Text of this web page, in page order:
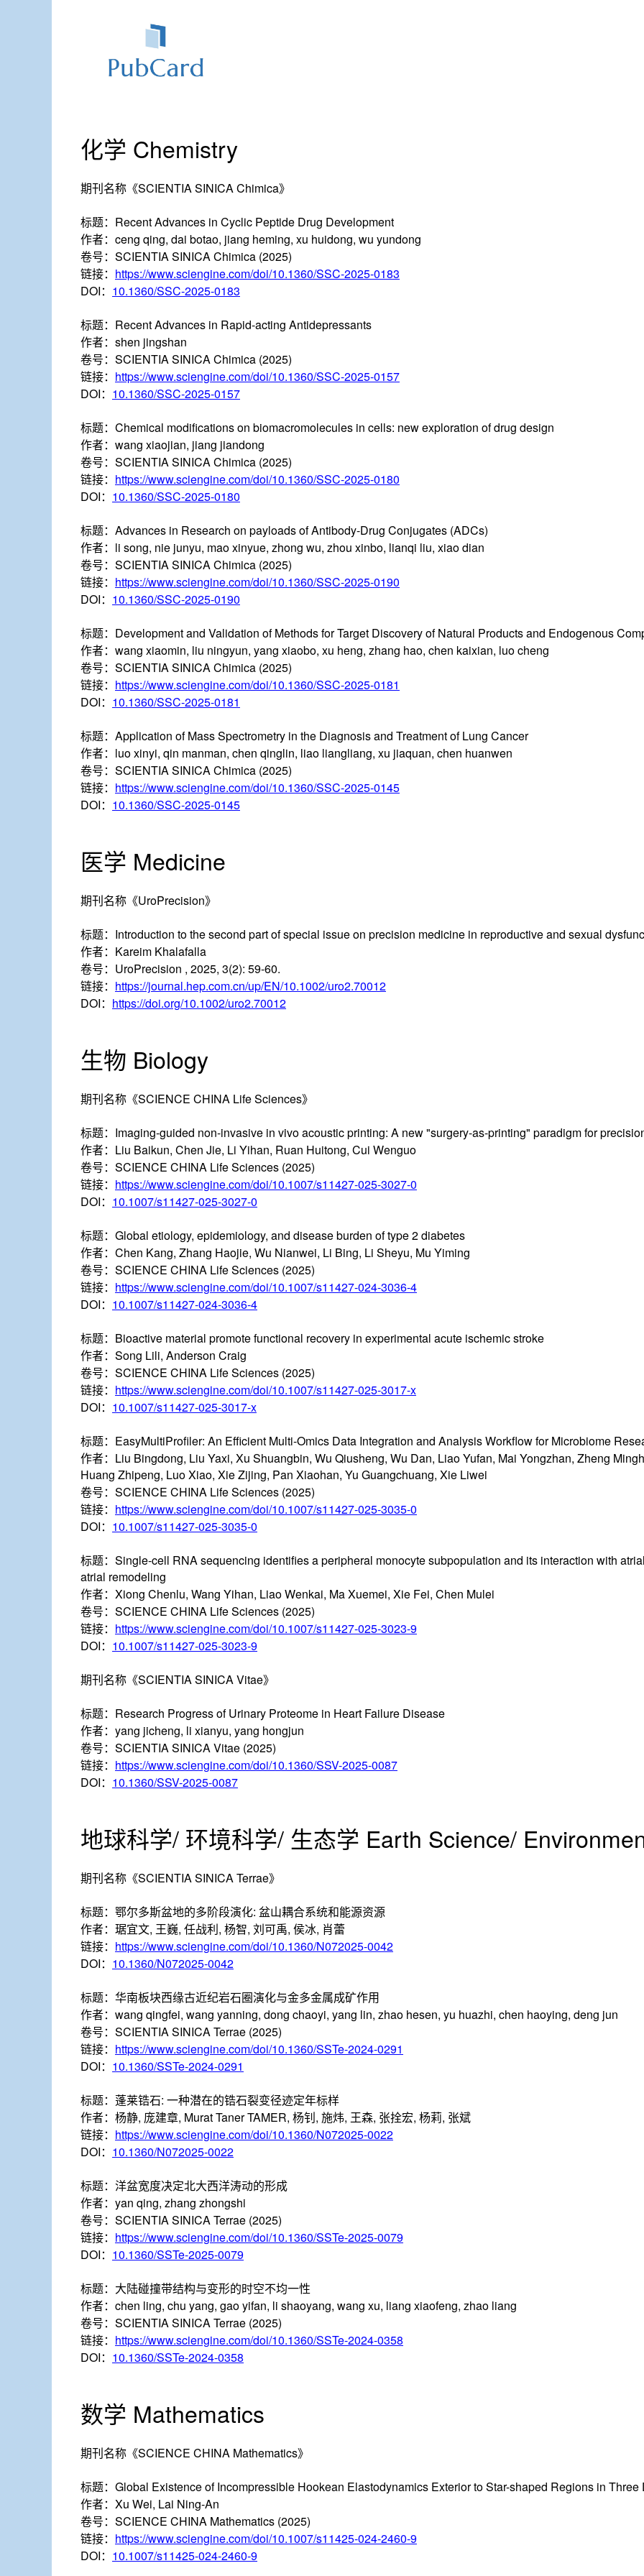
化学 Chemistry
期刊名称 《SCIENTIA SINICA Chimica》
标题： Recent Advances in Cyclic Peptide Drug Development
作者： ceng qing, dai botao, jiang heming, xu huidong, wu yundong
卷号： SCIENTIA SINICA Chimica (2025)
链接： https://www.sciengine.com/doi/10.1360/SSC-2025-0183
DOI： 10.1360/SSC-2025-0183
标题： Recent Advances in Rapid-acting Antidepressants
作者： shen jingshan
卷号： SCIENTIA SINICA Chimica (2025)
链接： https://www.sciengine.com/doi/10.1360/SSC-2025-0157
DOI： 10.1360/SSC-2025-0157
标题： Chemical modifications on biomacromolecules in cells: new exploration of drug design
作者： wang xiaojian, jiang jiandong
卷号： SCIENTIA SINICA Chimica (2025)
链接： https://www.sciengine.com/doi/10.1360/SSC-2025-0180
DOI： 10.1360/SSC-2025-0180
标题： Advances in Research on payloads of Antibody-Drug Conjugates (ADCs)
作者： li song, nie junyu, mao xinyue, zhong wu, zhou xinbo, lianqi liu, xiao dian
卷号： SCIENTIA SINICA Chimica (2025)
链接： https://www.sciengine.com/doi/10.1360/SSC-2025-0190
DOI： 10.1360/SSC-2025-0190
标题： Development and Validation of Methods for Target Discovery of Natural Products and Endogenous
作者： wang xiaomin, liu ningyun, yang xiaobo, xu heng, zhang hao, chen kaixian, luo cheng
卷号： SCIENTIA SINICA Chimica (2025)
链接： https://www.sciengine.com/doi/10.1360/SSC-2025-0181
DOI： 10.1360/SSC-2025-0181
标题： Application of Mass Spectrometry in the Diagnosis and Treatment of Lung Cancer
作者： luo xinyi, qin manman, chen qinglin, liao liangliang, xu jiaquan, chen huanwen
卷号： SCIENTIA SINICA Chimica (2025)
链接： https://www.sciengine.com/doi/10.1360/SSC-2025-0145
DOI： 10.1360/SSC-2025-0145
医学 Medicine
期刊名称 《UroPrecision》
标题： Introduction to the second part of special issue on precision medicine in reproductive and sexual
作者： Kareim Khalafalla
卷号： UroPrecision , 2025, 3(2): 59-60.
链接： https://journal.hep.com.cn/up/EN/10.1002/uro2.70012
DOI： https://doi.org/10.1002/uro2.70012
生物 Biology
期刊名称 《SCIENCE CHINA Life Sciences》
标题： Imaging-guided non-invasive in vivo acoustic printing: A new "surgery-as-printing" paradigm for
作者： Liu Baikun, Chen Jie, Li Yihan, Ruan Huitong, Cui Wenguo
卷号： SCIENCE CHINA Life Sciences (2025)
链接： https://www.sciengine.com/doi/10.1007/s11427-025-3027-0
DOI： 10.1007/s11427-025-3027-0
标题： Global etiology, epidemiology, and disease burden of type 2 diabetes
作者： Chen Kang, Zhang Haojie, Wu Nianwei, Li Bing, Li Sheyu, Mu Yiming
卷号： SCIENCE CHINA Life Sciences (2025)
链接： https://www.sciengine.com/doi/10.1007/s11427-024-3036-4
DOI： 10.1007/s11427-024-3036-4
标题： Bioactive material promote functional recovery in experimental acute ischemic stroke
作者： Song Lili, Anderson Craig
卷号： SCIENCE CHINA Life Sciences (2025)
链接： https://www.sciengine.com/doi/10.1007/s11427-025-3017-x
DOI： 10.1007/s11427-025-3017-x
标题： EasyMultiProfiler: An Efficient Multi-Omics Data Integration and Analysis Workflow for Microbiome
作者： Liu Bingdong, Liu Yaxi, Xu Shuangbin, Wu Qiusheng, Wu Dan, Liao Yufan, Mai Yongzhan, Zheng
Huang Zhipeng, Luo Xiao, Xie Zijing, Pan Xiaohan, Yu Guangchuang, Xie Liwei
卷号： SCIENCE CHINA Life Sciences (2025)
链接： https://www.sciengine.com/doi/10.1007/s11427-025-3035-0
DOI： 10.1007/s11427-025-3035-0
标题： Single-cell RNA sequencing identifies a peripheral monocyte subpopulation and its interaction with
atrial remodeling
作者： Xiong Chenlu, Wang Yihan, Liao Wenkai, Ma Xuemei, Xie Fei, Chen Mulei
卷号： SCIENCE CHINA Life Sciences (2025)
链接： https://www.sciengine.com/doi/10.1007/s11427-025-3023-9
DOI： 10.1007/s11427-025-3023-9
期刊名称 《SCIENTIA SINICA Vitae》
标题： Research Progress of Urinary Proteome in Heart Failure Disease
作者： yang jicheng, li xianyu, yang hongjun
卷号： SCIENTIA SINICA Vitae (2025)
链接： https://www.sciengine.com/doi/10.1360/SSV-2025-0087
DOI： 10.1360/SSV-2025-0087
地球科学/ 环境科学/ 生态学 Earth Science/
期刊名称 《SCIENTIA SINICA Terrae》
标题： 鄂尔多斯盆地的多阶段演化: 盆山耦合系统和能源资源
作者： 琚宜文, 王巍, 任战利, 杨智, 刘可禹, 侯冰, 肖蕾
链接： https://www.sciengine.com/doi/10.1360/N072025-0042
DOI： 10.1360/N072025-0042
标题： 华南板块西缘古近纪岩石圈演化与金多金属成矿作用
作者： wang qingfei, wang yanning, dong chaoyi, yang lin, zhao hesen, yu huazhi, chen haoying, deng jun
卷号： SCIENTIA SINICA Terrae (2025)
链接： https://www.sciengine.com/doi/10.1360/SSTe-2024-0291
DOI： 10.1360/SSTe-2024-0291
标题： 蓬莱锆石: 一种潜在的锆石裂变径迹定年标样
作者： 杨静, 庞建章, Murat Taner TAMER, 杨钊, 施炜, 王森, 张拴宏, 杨莉, 张斌
链接： https://www.sciengine.com/doi/10.1360/N072025-0022
DOI： 10.1360/N072025-0022
标题： 洋盆宽度决定北大西洋涛动的形成
作者： yan qing, zhang zhongshi
卷号： SCIENTIA SINICA Terrae (2025)
链接： https://www.sciengine.com/doi/10.1360/SSTe-2025-0079
DOI： 10.1360/SSTe-2025-0079
标题： 大陆碰撞带结构与变形的时空不均一性
作者： chen ling, chu yang, gao yifan, li shaoyang, wang xu, liang xiaofeng, zhao liang
卷号： SCIENTIA SINICA Terrae (2025)
链接： https://www.sciengine.com/doi/10.1360/SSTe-2024-0358
DOI： 10.1360/SSTe-2024-0358
数学 Mathematics
期刊名称 《SCIENCE CHINA Mathematics》
标题： Global Existence of Incompressible Hookean Elastodynamics Exterior to Star-shaped Regions in Three
作者： Xu Wei, Lai Ning-An
卷号： SCIENCE CHINA Mathematics (2025)
链接： https://www.sciengine.com/doi/10.1007/s11425-024-2460-9
DOI： 10.1007/s11425-024-2460-9